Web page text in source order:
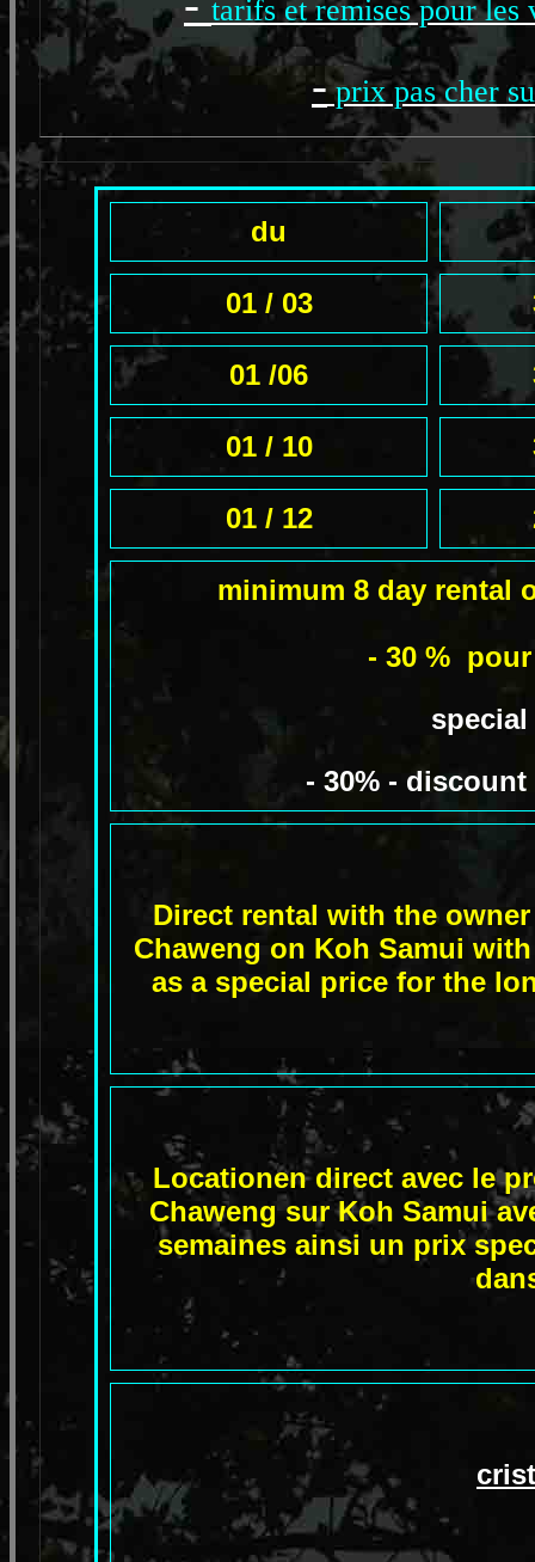
tarifs et remises pour les
-prix pas cher
du
01 / 03
01 /06
01 / 10
01 / 12
minimum 8 day rental
- 30 %
special
- 30% -
Direct rental with the
Chaweng on Koh Samui
as a special price for the
Locationen direct avec le
Chaweng sur Koh Samui
semaines ainsi un prix